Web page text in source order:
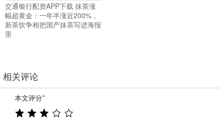
交通银行配资APP下载 抹茶涨
幅超黄金：一年半涨近200%，
新茶饮争相把国产抹茶写进海报
里
相关评论
本文评分*